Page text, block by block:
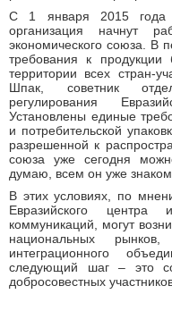
С 1 января 2015 года
организация начнут
экономического союза. В
требования к продукции
территории всех стран-
Шпак, советник
регулирования
Установлены единые
и потребительской
разрешенной к
союза уже сегодня
думаю, всем он уже
В этих условиях, по
Евразийского центра
коммуникаций, могут
национальных
интеграционного
следующий шаг – это
добросовестных